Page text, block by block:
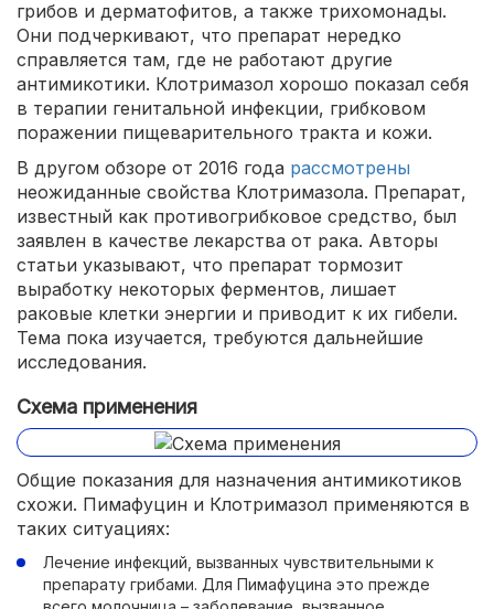
грибов и дерматофитов, а также трихомонады.
Они подчеркивают, что препарат нередко
справляется там, где не работают другие
антимикотики. Клотримазол хорошо показал себя
в терапии генитальной инфекции, грибковом
поражении пищеварительного тракта и кожи.
В другом обзоре от 2016 года рассмотрены
неожиданные свойства Клотримазола. Препарат,
известный как противогрибковое средство, был
заявлен в качестве лекарства от рака. Авторы
статьи указывают, что препарат тормозит
выработку некоторых ферментов, лишает
раковые клетки энергии и приводит к их гибели.
Тема пока изучается, требуются дальнейшие
исследования.
Схема применения
Общие показания для назначения антимикотиков
схожи. Пимафуцин и Клотримазол применяются в
таких ситуациях:
Лечение инфекций, вызванных чувствительными к
препарату грибами. Для Пимафуцина это прежде